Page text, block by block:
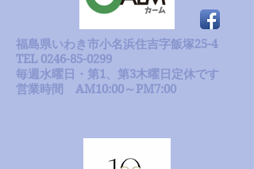
福島県いわき市小名浜住吉字飯塚25-4
TEL 0246-85-0299
毎週水曜日・第1、第3木曜日定休です
​営業時間 AM10:00～PM7:00